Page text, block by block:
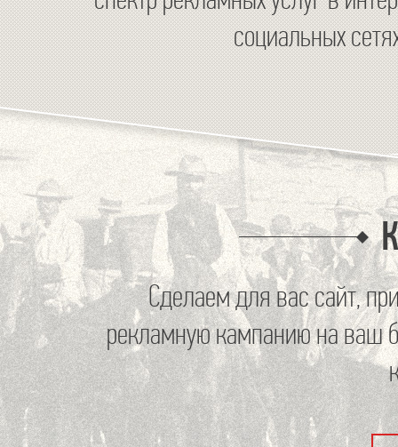
социальных
Сделаем для вас сайт,
рекламную кампанию на ваш